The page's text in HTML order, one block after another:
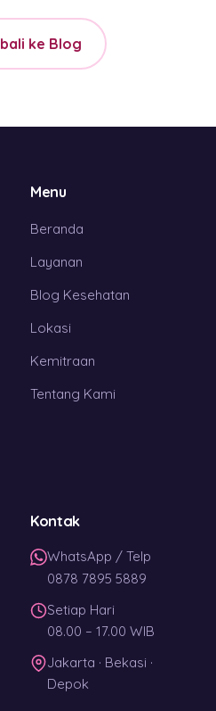
ke Blog
Menu
Beranda
Layanan
Blog Kesehatan
Lokasi
Kemitraan
Tentang Kami
Kontak
WhatsApp / Telp
0878 7895 5889
Setiap Hari
08.00 – 17.00 WIB
Jakarta · Bekasi ·
Depok